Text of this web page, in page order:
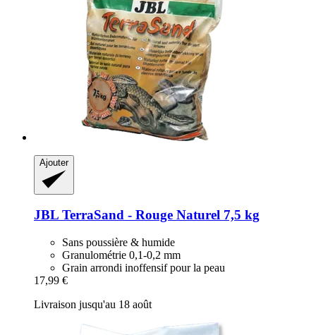
Ajouter
JBL TerraSand -​ Rouge Naturel 7,5 kg
Sans poussière & humide
Granulométrie 0,1-0,2 mm
Grain arrondi inoffensif pour la peau
17,99 €
Livraison jusqu'au 18 août